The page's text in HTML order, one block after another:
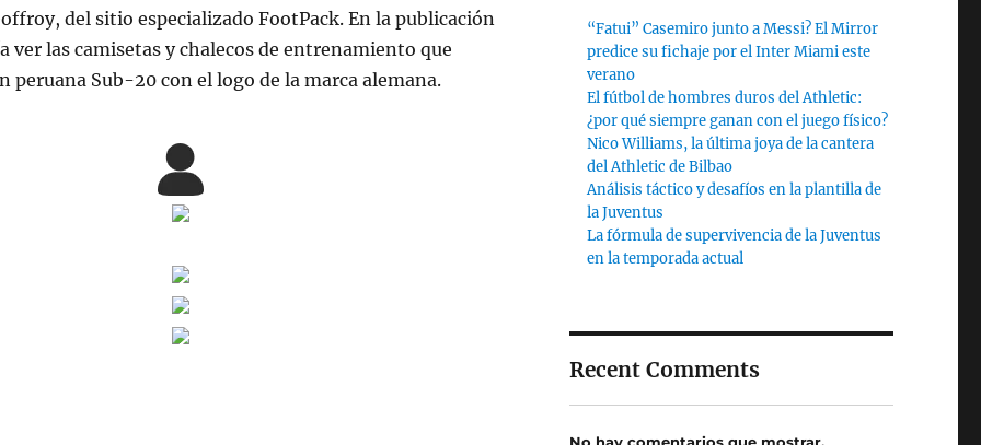
del sitio especializado FootPack. En la publicación
ver las camisetas y chalecos de entrenamiento que
peruana Sub-20 con el logo de la marca alemana.
“Fatui” Casemiro junto a Messi? El Mirror
predice su fichaje por el Inter Miami este
verano
El fútbol de hombres duros del Athletic:
¿por qué siempre ganan con el juego físico?
Nico Williams, la última joya de la cantera
del Athletic de Bilbao
Análisis táctico y desafíos en la plantilla de
la Juventus
La fórmula de supervivencia de la Juventus
en la temporada actual
Recent Comments
No hay comentarios que mostrar.